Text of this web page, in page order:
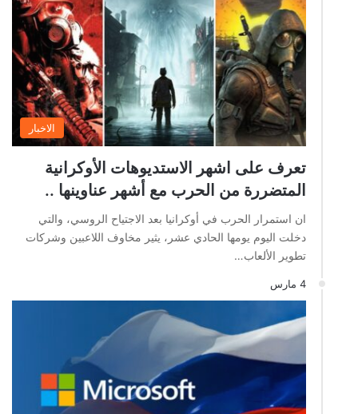
الاخبار
تعرف على اشهر الاستديوهات الأوكرانية
المتضررة من الحرب مع أشهر عناوينها ..
ان استمرار الحرب في أوكرانيا بعد الاجتياح الروسي، والتي
دخلت اليوم يومها الحادي عشر، يثير مخاوف اللاعبين وشركات
تطوير الألعاب…
4 مارس